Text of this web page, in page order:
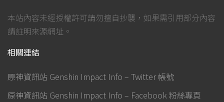
本站內容未經授權許可請勿擅自抄襲，如果需引用部分內容
請註明來源網址。
相關連結
原神資訊站 Genshin Impact Info – Twitter 帳號
原神資訊站 Genshin Impact Info – Facebook 粉絲專頁